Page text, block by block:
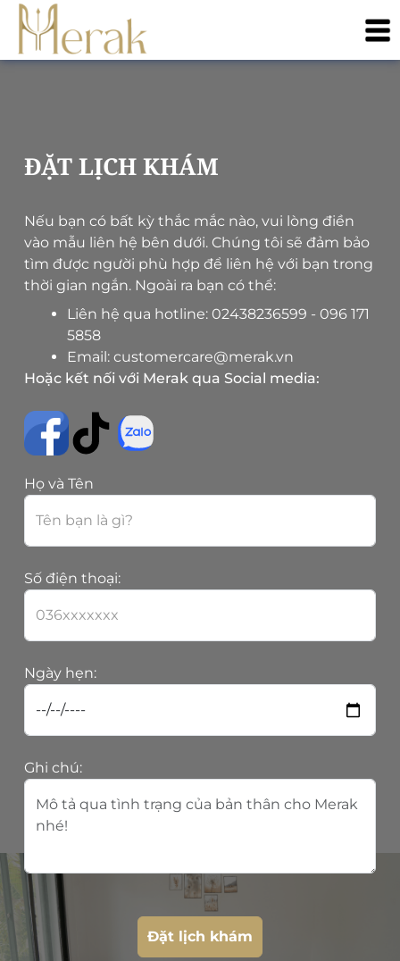
ĐẶT LỊCH KHÁM
Nếu bạn có bất kỳ thắc mắc nào, vui lòng điền
vào mẫu liên hệ bên dưới. Chúng tôi sẽ đảm bảo
tìm được người phù hợp để liên hệ với bạn trong
thời gian ngắn. Ngoài ra bạn có thể:
Liên hệ qua hotline: 02438236599 - 096 171
5858
Email: customercare@merak.vn
Hoặc kết nối với Merak qua Social media:
Họ và Tên
Số điện thoại:
Ngày hẹn:
Ghi chú:
Đặt lịch khám